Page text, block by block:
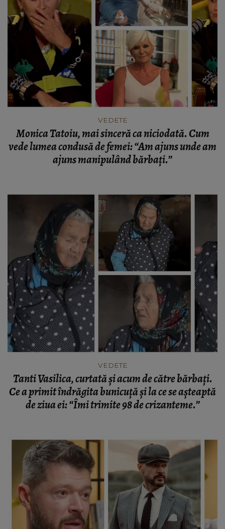
VEDETE
Monica Tatoiu, mai sinceră ca niciodată. Cum
vede lumea condusă de femei: “Am ajuns unde am
ajuns manipulând bărbați.”
VEDETE
Tanti Vasilica, curtată și acum de către bărbați.
Ce a primit îndrăgita bunicuță și la ce se așteaptă
de ziua ei: “Îmi trimite 98 de crizanteme.”